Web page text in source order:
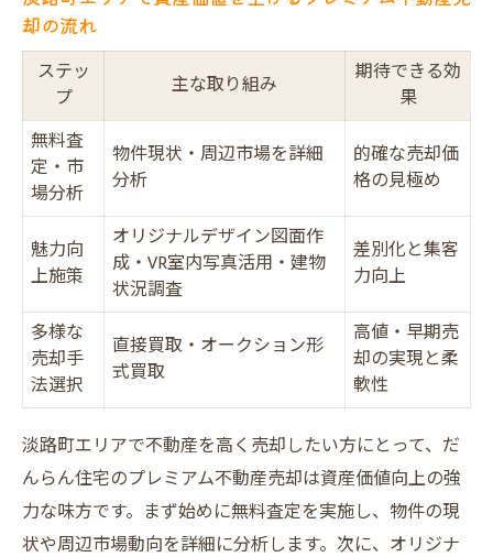
一級建築士による調査で安心のプレミアム
不動産売却
淡路町で選ばれる安心サポート体制の秘密
プレミアム不動産売却が信頼される理由を
徹底解説
万全サポートでトラブルを未然に防ぐ売却
術
プレミアム不動産売却の手順と安心ポイン
ト比較表
高値売却を狙うならだんらん住宅へ
だんらん住宅で高値売却を実現できる理由
プレミアム不動産売却の集客力が高値を生
む仕組み
オリジナル図面活用で売却価格アップを目
指す
高評価口コミが示す売却成功の秘訣
却の流れ
ステッ
プ
主な取り組み
期待できる効
果
無料査
定・市
場分析
物件現状・周辺市場を詳細
分析
的確な売却価
格の見極め
魅力向
上施策
オリジナルデザイン図面作
成・VR室内写真活用・建物
状況調査
差別化と集客
力向上
多様な
売却手
法選択
直接買取・オークション形
式買取
高値・早期売
却の実現と柔
軟性
淡路町エリアで不動産を高く売却したい方にとって、だ
んらん住宅のプレミアム不動産売却は資産価値向上の強
力な味方です。まず始めに無料査定を実施し、物件の現
状や周辺市場動向を詳細に分析します。次に、オリジナ